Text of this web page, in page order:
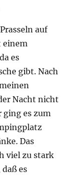
auf
einem
es
gibt. Nach
Nacht nicht
ging es zum
Das
viel zu stark
es